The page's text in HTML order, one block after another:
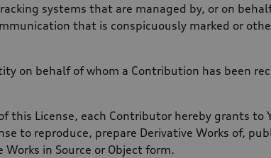
systems that are managed by, or on
that is conspicuously marked or
on behalf of whom a Contribution has been
this License, each Contributor hereby grants to
to reproduce, prepare Derivative Works of,
in Source or Object form.